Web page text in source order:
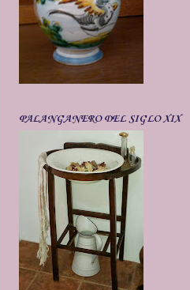
PALANGANERO DEL SIGLO XIX